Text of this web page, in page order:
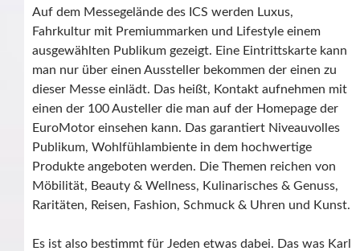
Auf dem Messegelände des ICS werden Luxus,
Fahrkultur mit Premiummarken und Lifestyle einem
ausgewählten Publikum gezeigt. Eine Eintrittskarte kann
man nur über einen Aussteller bekommen der einen zu
dieser Messe einlädt. Das heißt, Kontakt aufnehmen mit
einen der 100 Austeller die man auf der Homepage der
EuroMotor einsehen kann. Das garantiert Niveauvolles
Publikum, Wohlfühlambiente in dem hochwertige
Produkte angeboten werden. Die Themen reichen von
Möbilität, Beauty & Wellness, Kulinarisches & Genuss,
Raritäten, Reisen, Fashion, Schmuck & Uhren und Kunst.
Es ist also bestimmt für Jeden etwas dabei. Das was Karl